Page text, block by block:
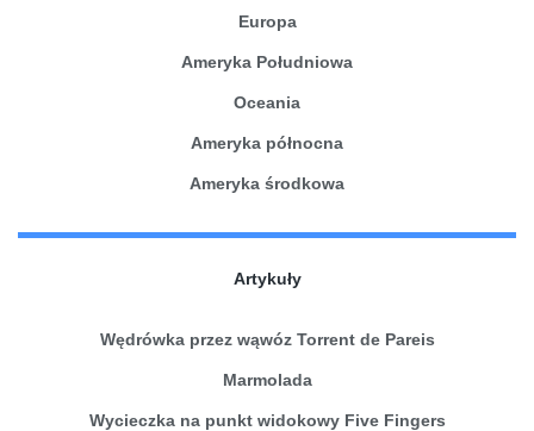
Europa
Ameryka Południowa
Oceania
Ameryka północna
Ameryka środkowa
Artykuły
Wędrówka przez wąwóz Torrent de Pareis
Marmolada
Wycieczka na punkt widokowy Five Fingers